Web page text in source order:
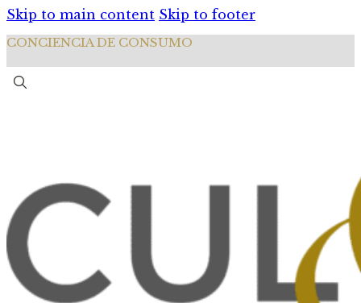
Skip to main content Skip to footer
CONCIENCIA DE CONSUMO